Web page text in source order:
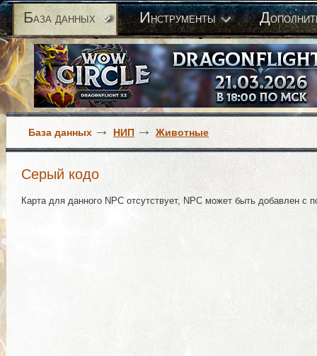
База данных Инструменты Д
База данных НИП Животные
Серый кодо
Карта для данного NPC отсутствует, NPC может быть добавлен с